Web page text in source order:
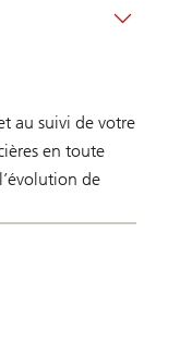
au suivi de votre
en toute
de